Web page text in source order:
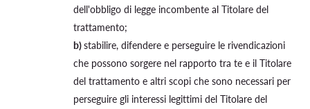
dell'obbligo di legge incombente al Titolare del
trattamento;
b)stabilire, difendere e perseguire le rivendicazioni
che possono sorgere nel rapporto tra te e il Titolare
del trattamento e altri scopi che sono necessari per
perseguire gli interessi legittimi del Titolare del